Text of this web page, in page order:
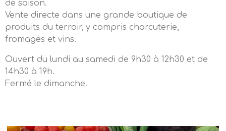
de saison.
Vente directe dans une grande boutique de
produits du terroir, y compris charcuterie,
fromages et vins.
Ouvert du lundi au samedi de 9h30 à 12h30 et de
14h30 à 19h.
Fermé le dimanche.